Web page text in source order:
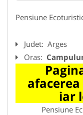
Pensiune
Judet: Arges
Oras:
iar
Pensiune